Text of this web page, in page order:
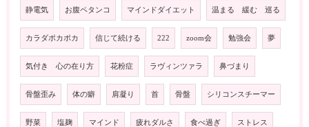
静電気 お腹ペタンコ マインドダイエット 温まる 緩む 巡る
カラダポカポカ 信じて続ける 222 zoom会 勉強会 夢
気付き 心の在り方 花粉症 ラヴィンツァラ 鼻づまり
骨盤歪み 体の癖 肩凝り 首 骨盤 シリコンスチーマー
野菜 塩麹 マインド 疲れダルさ 食べ過ぎ ストレス